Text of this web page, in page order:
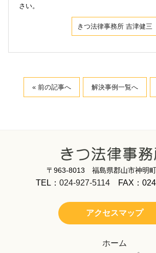
さい。
きつ法律事務所 吉津健三
« 前の記事へ 解決事例一覧へ
〒963-8013 福島県郡山市神明
TEL： 024-927-5114 FAX：
アクセスマップ
ホーム